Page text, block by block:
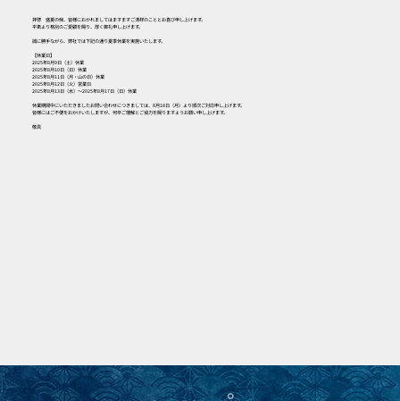
拝啓 盛夏の候、皆様におかれましてはますますご清祥のこととお喜び申し上げます。
平素より格別のご愛顧を賜り、厚く御礼申し上げます。
誠に勝手ながら、弊社では下記の通り夏季休業を実施いたします。
【休業日】
2025年8月9日（土）休業
2025年8月10日（日）休業
2025年8月11日（月・山の日）休業
2025年8月12日（火）営業日
2025年8月13日（水）～2025年8月17日（日）休業
休業期間中にいただきましたお問い合わせにつきましては、8月18日（月）より順次ご対応申し上げます。
皆様にはご不便をおかけいたしますが、何卒ご理解とご協力を賜りますようお願い申し上げます。
敬具